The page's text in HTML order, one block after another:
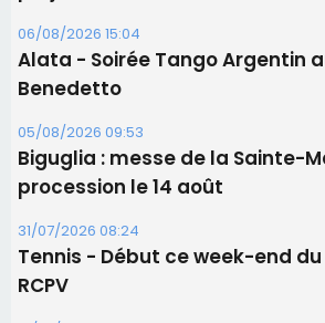
31/07/2026 08:24
Tennis - Début ce week-end
RCPV
31/07/2026 08:22
82ème anniversaire de la
Commandant Antoine de Saint
Les plus lus